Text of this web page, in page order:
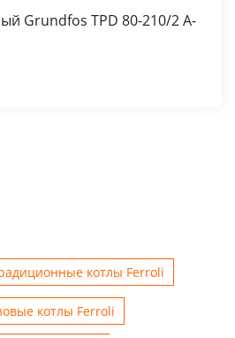
Grundfos TPD 80-210/2 A-
котлы Ferroli
котлы Ferroli